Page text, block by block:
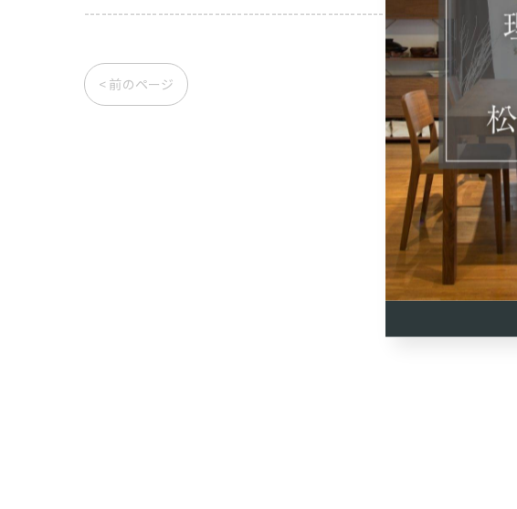
----------------------------------------------------------------------
< 前のページ